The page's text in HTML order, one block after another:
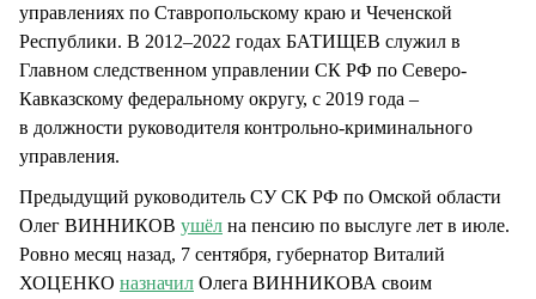
управлениях по Ставропольскому краю и Чеченской
Республики. В 2012–2022 годах БАТИЩЕВ служил в
Главном следственном управлении СК РФ по Северо-
Кавказскому федеральному округу, с 2019 года –
в должности руководителя контрольно-криминального
управления.
Предыдущий руководитель СУ СК РФ по Омской области
Олег ВИННИКОВ ушёл на пенсию по выслуге лет в июле.
Ровно месяц назад, 7 сентября, губернатор Виталий
ХОЦЕНКО назначил Олега ВИННИКОВА своим